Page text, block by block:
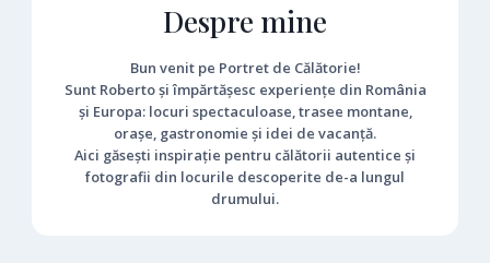
Despre mine
Bun venit pe Portret de Călătorie!
Sunt Roberto și împărtășesc experiențe din România
și Europa: locuri spectaculoase, trasee montane,
orașe, gastronomie și idei de vacanță.
Aici găsești inspirație pentru călătorii autentice și
fotografii din locurile descoperite de-a lungul
drumului.